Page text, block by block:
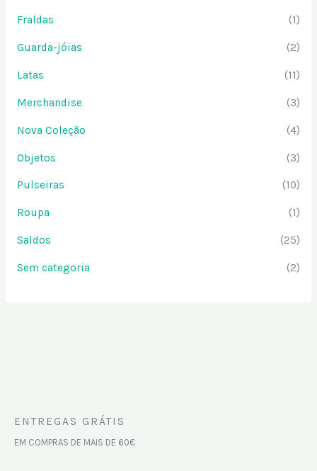
Fraldas (1)
Guarda-jóias (2)
Latas (11)
Merchandise (3)
Nova Coleção (4)
Objetos (3)
Pulseiras (10)
Roupa (1)
Saldos (25)
Sem categoria (2)
ENTREGAS GRÁTIS
EM COMPRAS DE MAIS DE 60€